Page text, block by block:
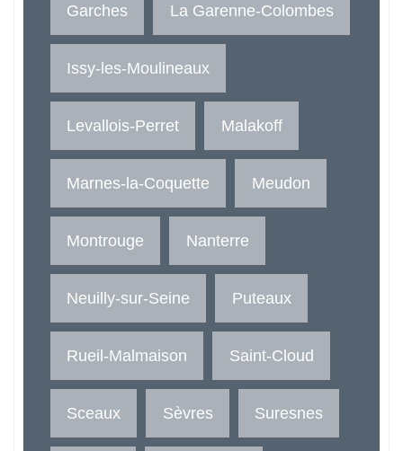
Garches La Garenne-Colombes
Issy-les-Moulineaux
Levallois-Perret Malakoff
Marnes-la-Coquette Meudon
Montrouge Nanterre
Neuilly-sur-Seine Puteaux
Rueil-Malmaison Saint-Cloud
Sceaux Sèvres Suresnes